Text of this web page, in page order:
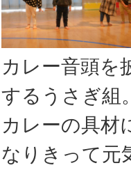
カレー音頭を
するうさぎ組
カレーの具材
なりきって元